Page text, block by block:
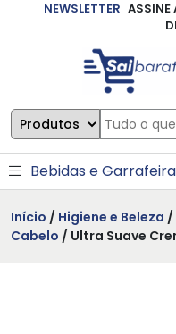
NEWSLETTER ASSINE
Bebidas e Garrafeira
Início / Higiene e Beleza /
Cabelo / Ultra Suave